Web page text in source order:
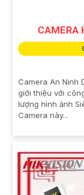
CAMERA
Camera An Ninh
giới thiệu với
lượng hình ảnh
Camera này...